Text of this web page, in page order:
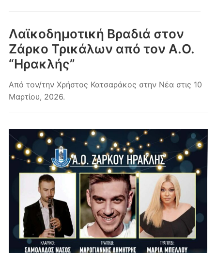
Λαϊκοδημοτική Βραδιά στον
Ζάρκο Τρικάλων από τον Α.Ο.
“Ηρακλής”
Από τον/την Χρήστος Κατσαράκος στην Νέαστις 10
Μαρτίου, 2026.